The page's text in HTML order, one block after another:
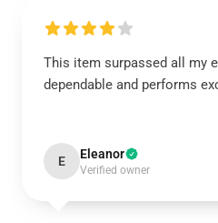
This item surpassed all my
dependable and performs
E Eleanor
Verified owner